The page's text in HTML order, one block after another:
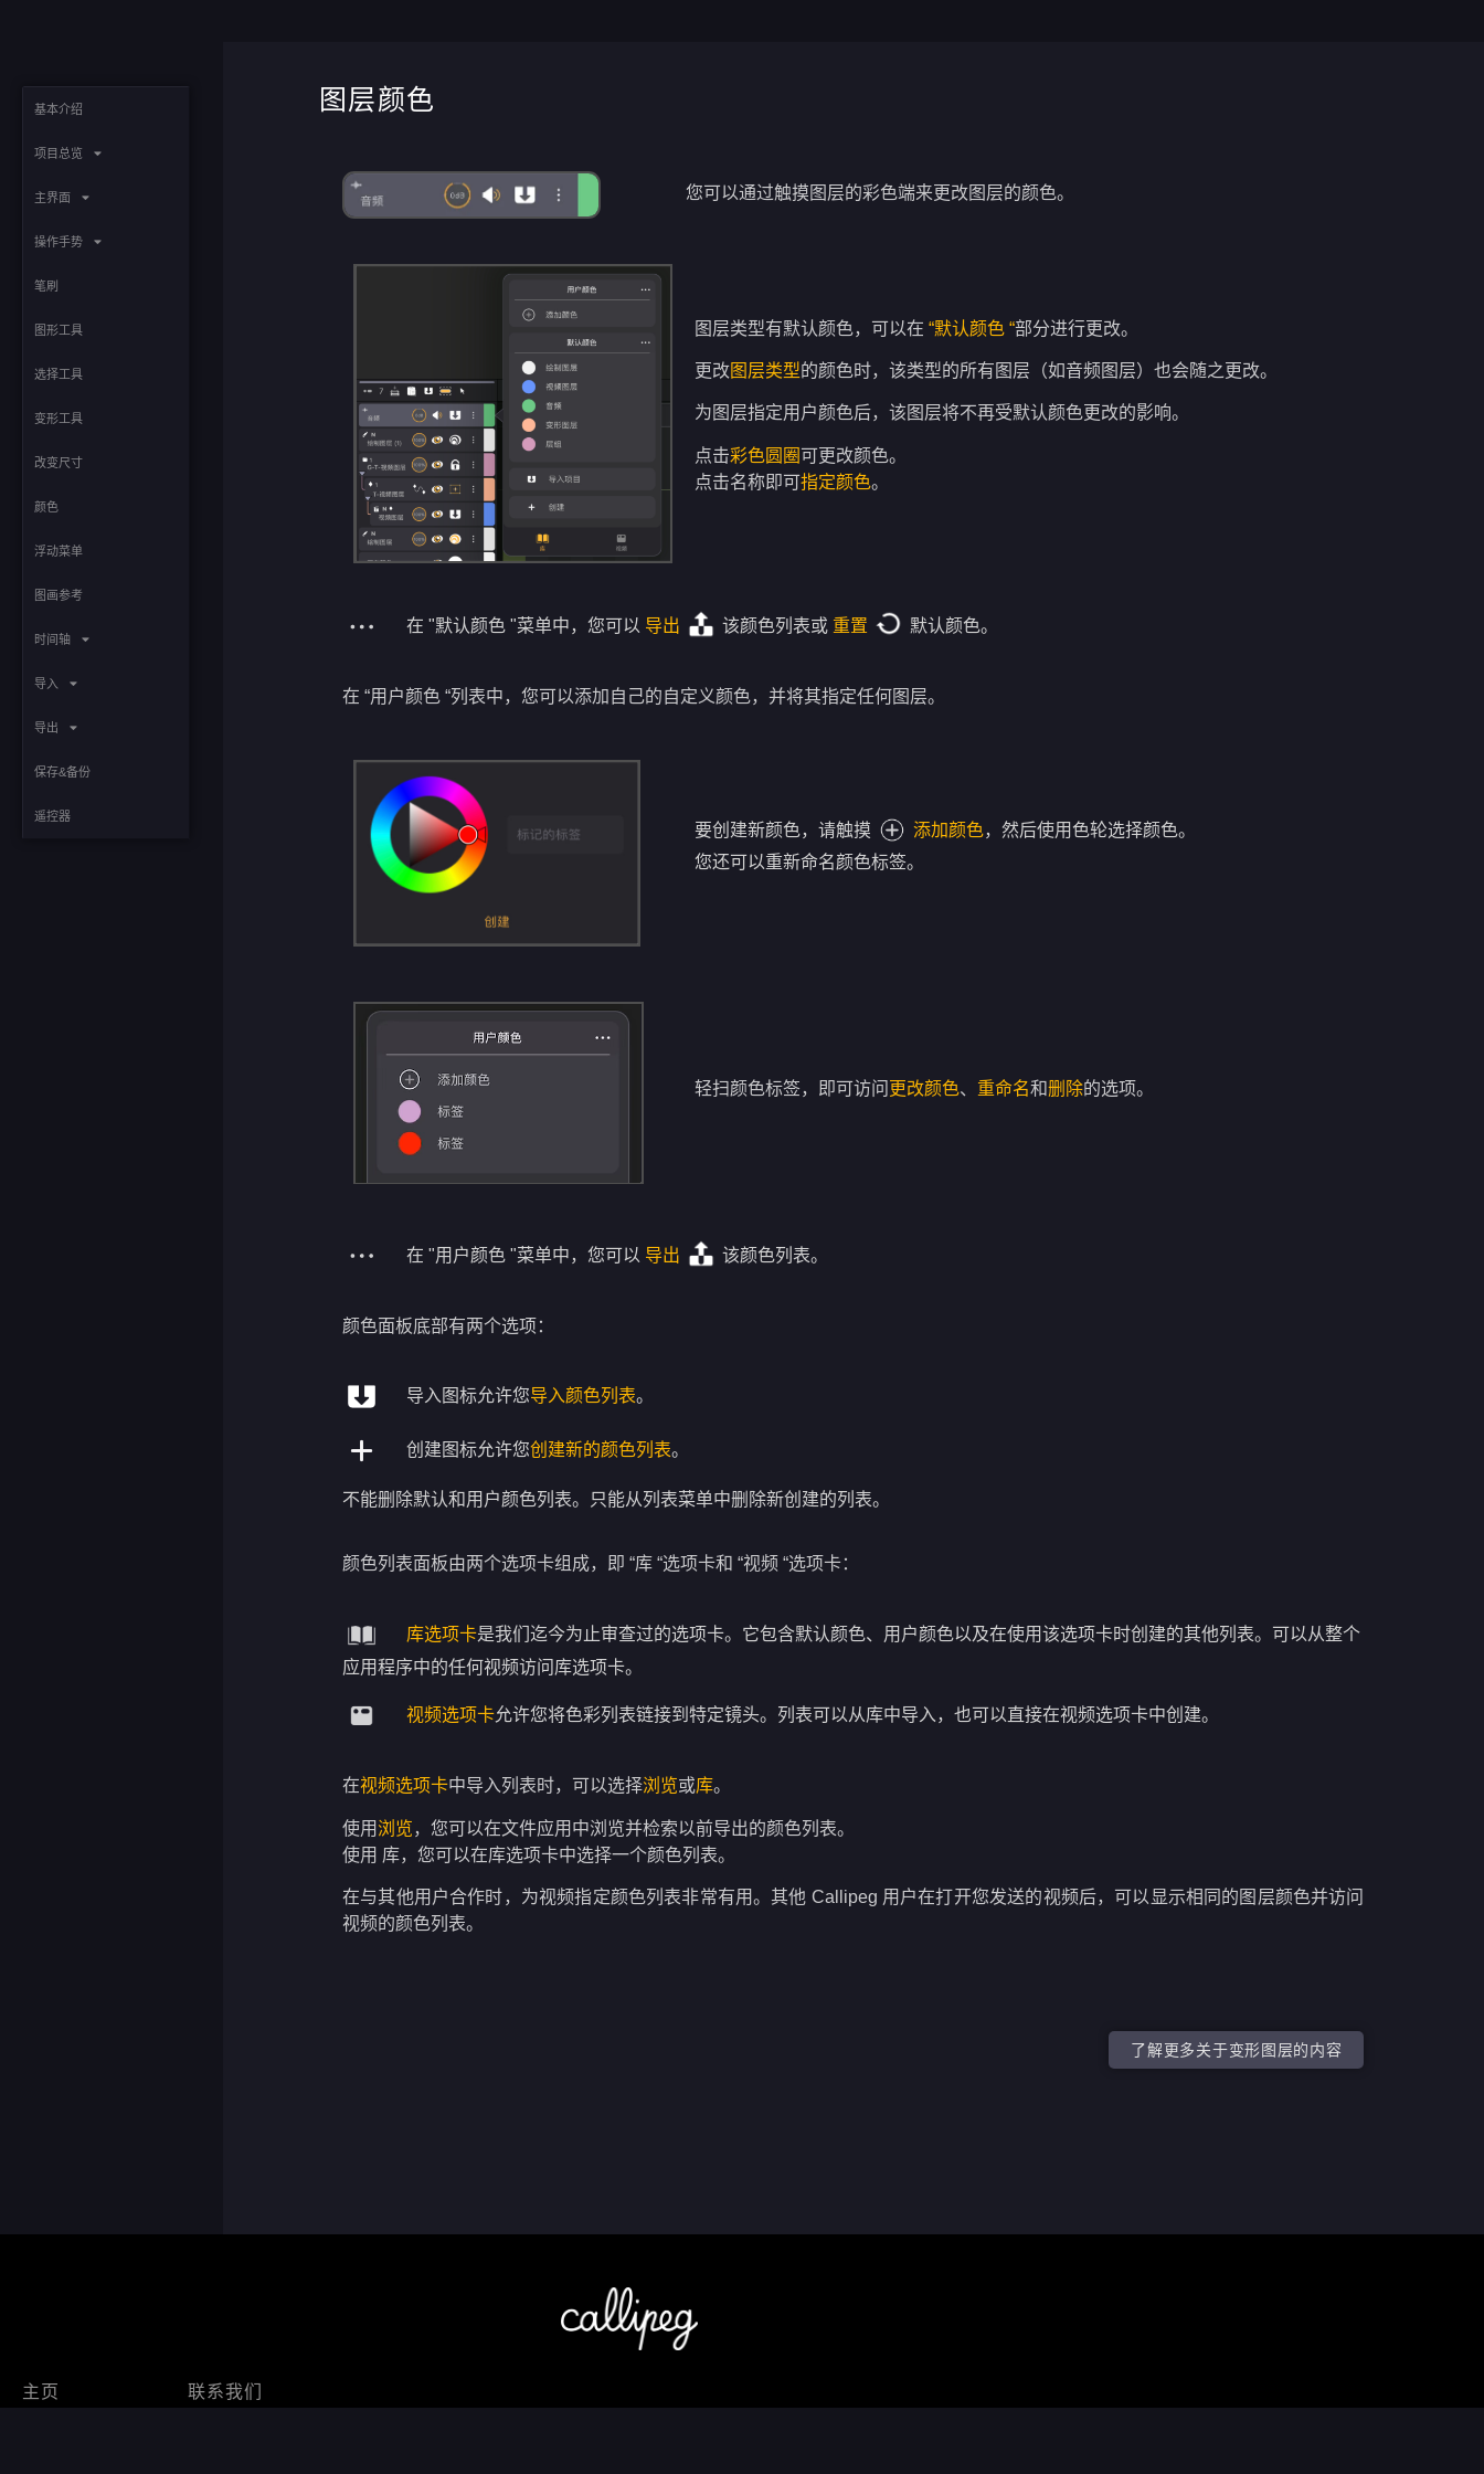
基本介绍
项目总览
主界⾯
操作手势
笔刷
图形工具
选择工具
变形工具
改变尺寸
颜色
浮动菜单
图画参考
时间轴
导入
导出
保存&备份
遥控器
图层颜色
您可以通过触摸图层的彩色端来更改图层的颜色。
图层类型有默认颜色，可以在“默认颜色 “部分进行更改。
更改图层类型的颜色时，该类型的所有图层（如音频图层）也会随之更改。
为图层指定用户颜色后，该图层将不再受默认颜色更改的影响。
点击彩色圆圈 可更改颜色。
点击名称即可指定颜色。
在 "默认颜色 "菜单中，您可以 导出 该颜色列表或 重置 默认颜色。
在 “用户颜色 “列表中，您可以添加自己的自定义颜色，并将其指定任何图层。
要创建新颜色，请触摸 添加颜色，然后使用色轮选择颜色。
您还可以重新命名颜色标签。
轻扫颜色标签，即可访问 更改颜色、 重命名和删除的选项。
在 "用户颜色 "菜单中，您可以 导出 该颜色列表。
颜色面板底部有两个选项：
导入图标允许您导入颜色列表。
创建图标允许您创建新的颜色列表。
不能删除默认和用户颜色列表。只能从列表菜单中删除新创建的列表。
颜色列表面板由两个选项卡组成，即 “库 “选项卡和 “视频 “选项卡：
库选项卡是我们迄今为止审查过的选项卡。它包含默认颜色、用户颜色以及在使用该选项卡时创建的其他列表。可以从整个
应用程序中的任何视频访问库选项卡。
视频选项卡允许您将色彩列表链接到特定镜头。列表可以从库中导入，也可以直接在视频选项卡中创建。
在视频选项卡中导入列表时，可以选择浏览或库。
使用 浏览，您可以在文件应用中浏览并检索以前导出的颜色列表。
使用 库，您可以在库选项卡中选择一个颜色列表。
在与其他用户合作时，为视频指定颜色列表非常有用。其他 Callipeg 用户在打开您发送的视频后，可以显示相同的图层颜色并访问
视频的颜色列表。
了解更多关于变形图层的内容
主页 联系我们